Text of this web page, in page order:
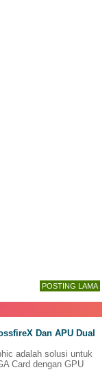
POSTING LAMA
Dan APU Dual
adalah solusi untuk
Card dengan GPU